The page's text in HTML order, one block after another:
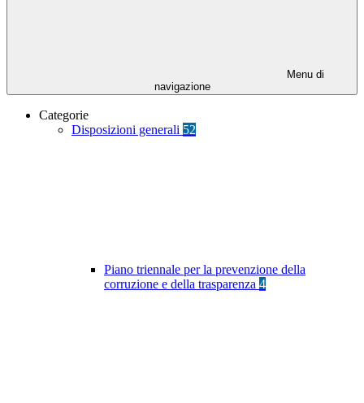
Menu di
navigazione
Categorie
Disposizioni generali 52
Piano triennale per la prevenzione della
corruzione e della trasparenza 4